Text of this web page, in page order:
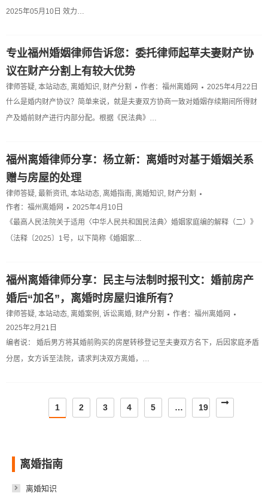
2025年05月10日 效力…
专业福州婚姻律师告诉您：委托律师起草夫妻财产协
议在财产分割上有较大优势
律师答疑, 本站动态, 离婚知识, 财产分割 作者： 福州离婚网
2025年4月22日
什么是婚内财产协议？简单来说，就是夫妻双方协商一致对婚姻存续期间所得财
产及婚前财产进行内部分配。根据《民法典》…
福州离婚律师分享：杨立新：离婚时对基于婚姻关系
赠与房屋的处理
律师答疑, 最新资讯, 本站动态, 离婚指南, 离婚知识, 财产分割
作者： 福州离婚网
2025年4月10日
《最高人民法院关于适用〈中华人民共和国民法典〉婚姻家庭编的解释（二）》
（法释〔2025〕1号，以下简称《婚姻家…
福州离婚律师分享：民主与法制时报刊文：婚前房产
婚后“加名”，离婚时房屋归谁所有？
律师答疑, 本站动态, 离婚案例 , 诉讼离婚, 财产分割 作者： 福州离婚网
2025年2月21日
编者说： 婚后男方将其婚前购买的房屋转移登记至夫妻双方名下，后因家庭矛盾
分居，女方诉至法院，请求判决双方离婚，…
1 2 3 4 5 … 19
离婚指南
离婚知识